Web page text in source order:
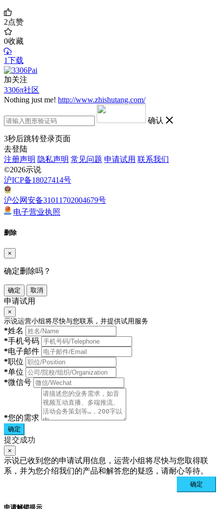
2点赞
0收藏
1下载
加关注
3306π社区
Nothing just me! http://www.zhishutang.com/
确认
3秒后跳转登录页面
去登陆
注册声明 隐私声明 常见问题 申请试用 联系我们
©2026示说
沪ICP备18027414号
沪公网安备31011702004679号
电子营业执照
删除
×
确定删除吗？
确定 取消
申请试用
×
示说运营小组将尽快与您联系，并提供试用服务
*姓名
*手机号码
*电子邮件
*职位
*单位
*微信号
*您的需求
确定
提交成功
×
示说已收到您的申请试用信息，运营小组将尽快与您取得联
系，并为您介绍我们的产品和解答您的疑惑，请耐心等待。
确定
申请解锁提示